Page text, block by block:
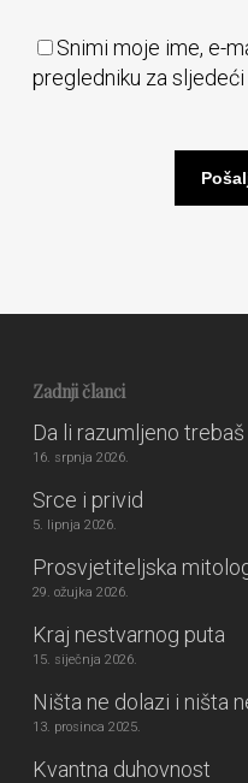
Snimi moje ime, e-
pregledniku za
Zadnji članci
Da li razumljeno
16. srpnja 2026.
Srce i privid
5. lipnja 2026.
Prosvjetiteljska
29. ožujka 2026.
Kraj nestvarnog puta
15. siječnja 2026.
Ništa ne dolazi i ništa
13. prosinca 2025.
Kvantna duhovnost